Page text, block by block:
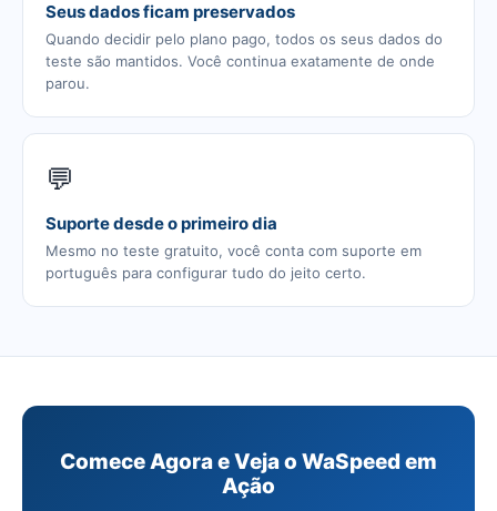
Seus dados ficam preservados
Quando decidir pelo plano pago, todos os seus dados do
teste são mantidos. Você continua exatamente de onde
parou.
💬
Suporte desde o primeiro dia
Mesmo no teste gratuito, você conta com suporte em
português para configurar tudo do jeito certo.
Comece Agora e Veja o WaSpeed em
Ação